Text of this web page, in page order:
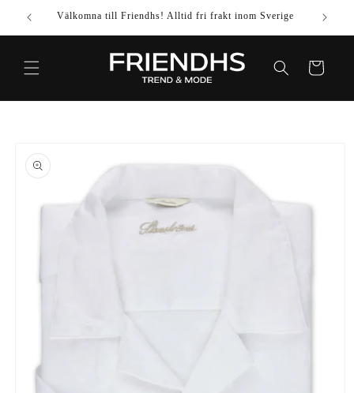
VIDARE
TILL
INNEHÅLL
Välkomna till Friendhs! Alltid fri frakt inom Sverige Använd
Varukorg
TILL